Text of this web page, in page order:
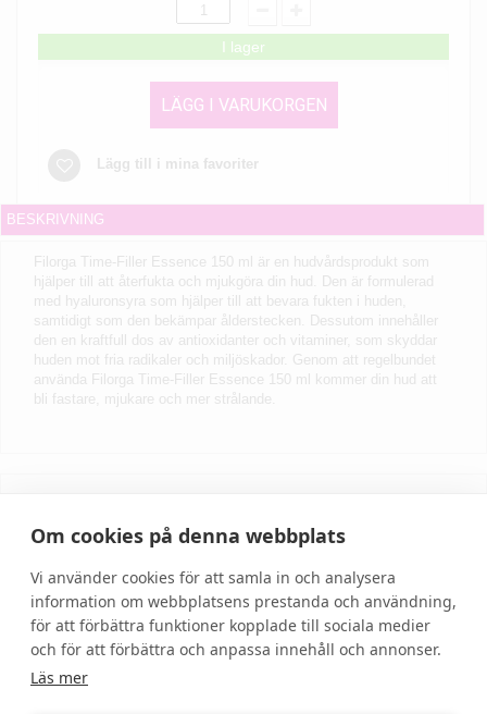
I lager
LÄGG I VARUKORGEN
Lägg till i mina favoriter
BESKRIVNING
Filorga Time-Filler Essence 150 ml är en hudvårdsprodukt som
hjälper till att återfukta och mjukgöra din hud. Den är formulerad
med hyaluronsyra som hjälper till att bevara fukten i huden,
samtidigt som den bekämpar ålderstecken. Dessutom innehåller
den en kraftfull dos av antioxidanter och vitaminer, som skyddar
huden mot fria radikaler och miljöskador. Genom att regelbundet
använda Filorga Time-Filler Essence 150 ml kommer din hud att
bli fastare, mjukare och mer strålande.
Om cookies på denna webbplats
Vi använder cookies för att samla in och analysera
information om webbplatsens prestanda och användning,
för att förbättra funktioner kopplade till sociala medier
och för att förbättra och anpassa innehåll och annonser.
Läs mer